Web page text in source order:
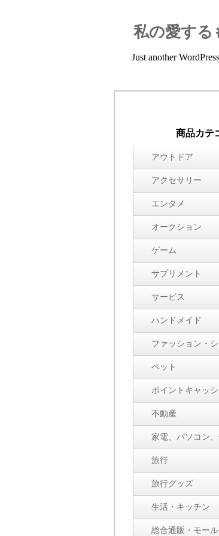
私の愛する
Just another
商品カテ
アウトドア
アクセサリー
エンタメ
オークション
ゲーム
サプリメント
サービス
ハンドメイド
ファッション・
ペット
ポイントキャッシ
不動産
家電、パソコン
旅行
旅行グッズ
生活・キッチン
総合通販・モー